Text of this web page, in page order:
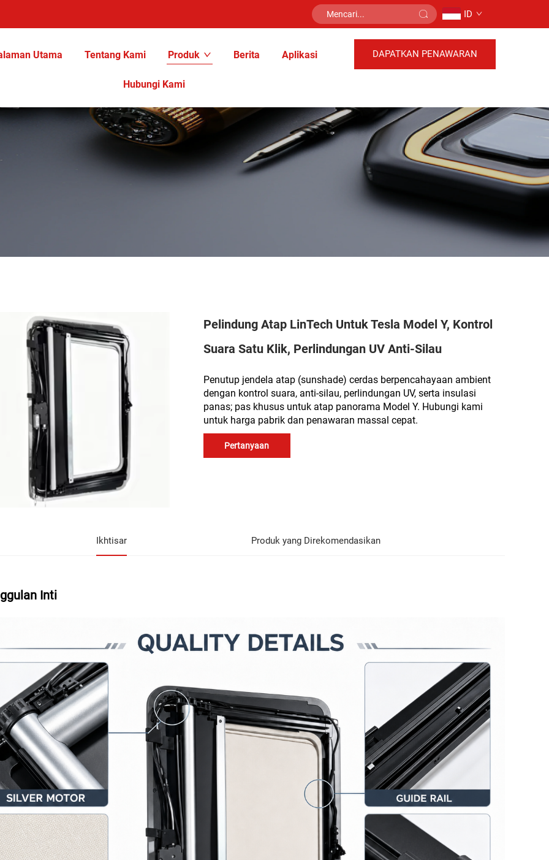
ID
Utama Tentang Kami Produk Berita Aplikasi
Hubungi Kami
DAPATKAN PENAWARAN
Pelindung Atap LinTech Untuk Tesla Model Y, Kontrol
Suara Satu Klik, Perlindungan UV Anti-Silau
Penutup jendela atap (sunshade) cerdas berpencahayaan ambient
dengan kontrol suara, anti-silau, perlindungan UV, serta insulasi
panas; pas khusus untuk atap panorama Model Y. Hubungi kami
untuk harga pabrik dan penawaran massal cepat.
Pertanyaan
Ikhtisar Produk yang Direkomendasikan
Inti